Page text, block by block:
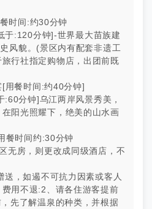
时间:约30分钟
于:120分钟]-世界最大苗族建
风貌。(景区内有配套非遗工
行社指定购物店，出团前既
用餐时间:约40分钟]
:60分钟]乌江两岸风景秀美，
阳光照耀下，绝美的山水画
餐时间约:30分钟
无房，则更改成同级酒店，不
，如遏不可抗力因素或客人
用不退:2、请各住游客提前
先了解温泉的种类，并根据